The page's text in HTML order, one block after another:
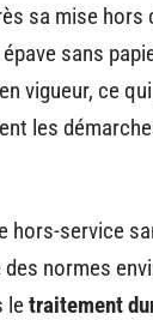
sa mise
sans
vigueur, ce
les
hors-service
normes
letraitement